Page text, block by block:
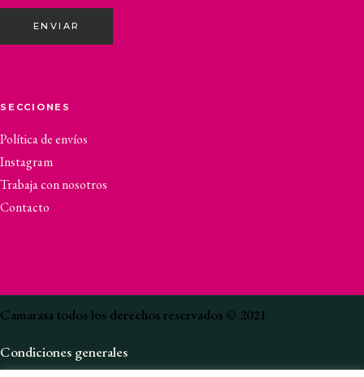
ENVIAR
SECCIONES
Política de envíos
Instagram
Trabaja con nosotros
Contacto
Camarasa todos los derechos reservados © 2021
Condiciones generales